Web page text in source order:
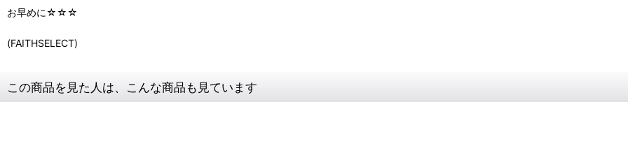
お早めに☆☆☆
(FAITHSELECT)
この商品を見た人は、こんな商品も見ています